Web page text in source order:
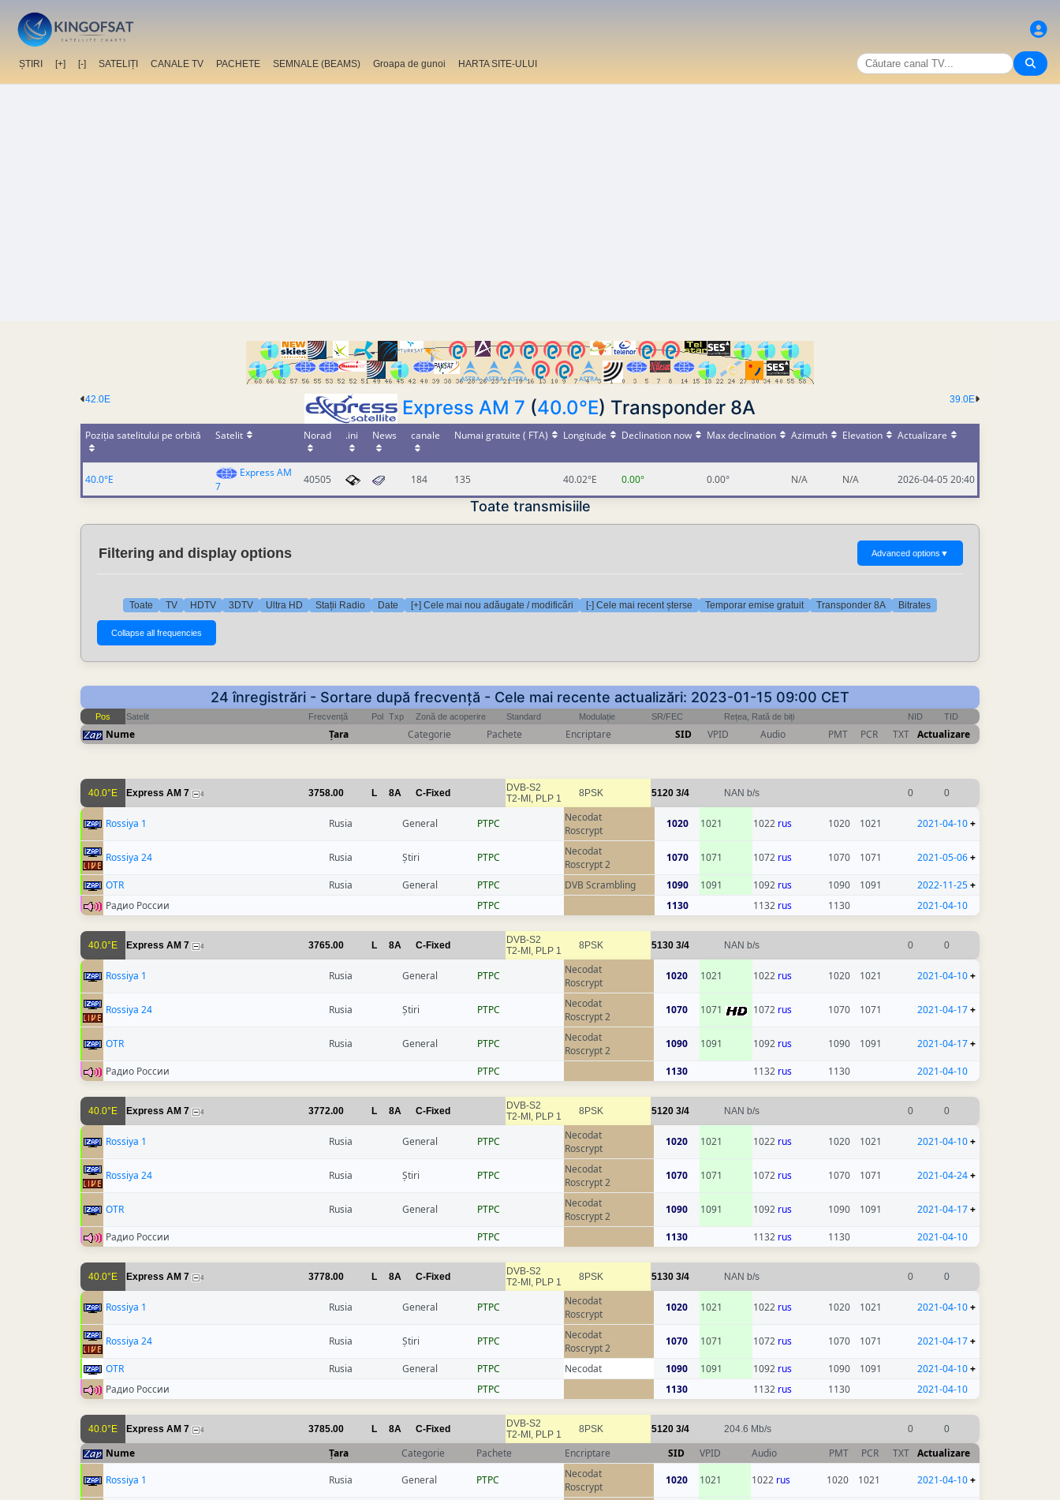
ȘTIRI [+] [-] SATELIȚI CANALE TV PACHETE SEMNALE (BEAMS) Groapa de gunoi HARTA SITE-ULUI
39.0E
42.0E Express AM 7 (40.0°E) Transponder 8A
Poziția satelitului pe orbită Satelit Norad .ini News canale Numai gratuite ( FTA) Longitude Declination now Max declination Azimuth Elevation Actualizare
40.0°E
Express AM
7
40505 184 135 40.02°E 0.00° 0.00° N/A N/A 2026-04-05 20:40
Toate transmisiile
Filtering and display options Advanced options ▼
Toate TV HDTV 3DTV Ultra HD Stații Radio Date [+] Cele mai nou adăugate / modificări [-] Cele mai recent șterse Temporar emise gratuit Transponder 8A Bitrates
24 înregistrări - Sortare după frecvență - Cele mai recente actualizări: 2023-01-15 09:00 CET
Pos Satelit Frecvență Pol Txp Zonă de acoperire Standard Modulație SR/FEC Rețea, Rată de biți NID TID
Nume Țara Categorie Pachete Encriptare SID VPID Audio PMT PCR TXT Actualizare
40.0°E Express AM 7 4 3758.00 L 8A C-Fixed
DVB-S2
T2-MI, PLP 1
8PSK 5120 3/4 NAN b/s 0 0
Rossiya 1 Rusia General РТРС
Necodat
Roscrypt
1020 1021 1022 rus 1020 1021 2021-04-10+
Rossiya 24 Rusia Știri РТРС
Necodat
Roscrypt 2
1070 1071 1072 rus 1070 1071 2021-05-06+
OTR Rusia General РТРС DVB Scrambling 1090 1091 1092 rus 1090 1091 2022-11-25+
Радио России
РТРС 1130 1132 rus 1130 2021-04-10
40.0°E Express AM 7 4 3765.00 L 8A C-Fixed
DVB-S2
T2-MI, PLP 1
8PSK 5130 3/4 NAN b/s 0 0
Rossiya 1 Rusia General РТРС
Necodat
Roscrypt
1020 1021 1022 rus 1020 1021 2021-04-10+
Rossiya 24 Rusia Știri РТРС
Necodat
Roscrypt 2
1070 1071 1072 rus 1070 1071 2021-04-17+
OTR Rusia General РТРС
Necodat
Roscrypt 2
1090 1091 1092 rus 1090 1091 2021-04-17+
Радио России РТРС 1130 1132 rus 1130 2021-04-10
40.0°E Express AM 7 4 3772.00 L 8A C-Fixed
DVB-S2
T2-MI, PLP 1
8PSK 5120 3/4 NAN b/s 0 0
Rossiya 1 Rusia General РТРС
Necodat
Roscrypt
1020 1021 1022 rus 1020 1021 2021-04-10+
Rossiya 24 Rusia Știri РТРС
Necodat
Roscrypt 2
1070 1071 1072 rus 1070 1071 2021-04-24+
OTR Rusia General РТРС
Necodat
Roscrypt 2
1090 1091 1092 rus 1090 1091 2021-04-17+
Радио России РТРС 1130 1132 rus 1130 2021-04-10
40.0°E Express AM 7 4 3778.00 L 8A C-Fixed
DVB-S2
T2-MI, PLP 1
8PSK 5130 3/4 NAN b/s 0 0
Rossiya 1 Rusia General РТРС
Necodat
Roscrypt
1020 1021 1022 rus 1020 1021 2021-04-10+
Rossiya 24 Rusia Știri РТРС
Necodat
Roscrypt 2
1070 1071 1072 rus 1070 1071 2021-04-17+
OTR Rusia General РТРС Necodat 1090 1091 1092 rus 1090 1091 2021-04-10+
Радио России
РТРС 1130 1132 rus 1130 2021-04-10
40.0°E Express AM 7 4 3785.00 L 8A C-Fixed
DVB-S2
T2-MI, PLP 1
8PSK 5120 3/4 204.6 Mb/s 0 0
Nume Țara Categorie Pachete Encriptare SID VPID Audio PMT PCR TXT Actualizare
Rossiya 1
Rusia General РТРС
Necodat
Roscrypt
1020 1021 1022 rus 1020 1021 2021-04-10+